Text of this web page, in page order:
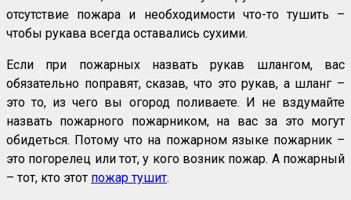
отсутствие пожара и необходимости что-то тушить –
чтобы рукава всегда оставались сухими.
Если при пожарных назвать рукав шлангом, вас
обязательно поправят, сказав, что это рукав, а шланг –
это то, из чего вы огород поливаете. И не вздумайте
назвать пожарного пожарником, на вас за это могут
обидеться. Потому что на пожарном языке пожарник –
это погорелец или тот, у кого возник пожар. А пожарный
– тот, кто этот пожар тушит.